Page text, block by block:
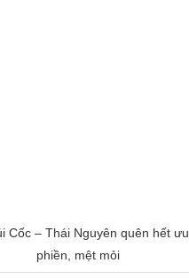
Cốc – Thái Nguyên quên hết ưu
phiền, mệt mỏi